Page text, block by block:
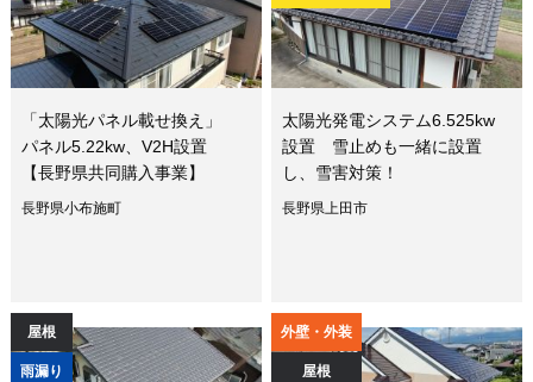
「太陽光パネル載せ換え」
パネル5.22kw、V2H設置
【長野県共同購入事業】
長野県小布施町
太陽光発電システム6.525kw
設置 雪止めも一緒に設置
し、雪害対策！
長野県上田市
屋根
雨漏り
外壁・外装
屋根